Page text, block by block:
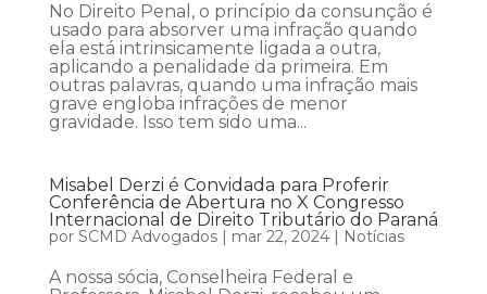
No Direito Penal, o princípio da consunção é
usado para absorver uma infração quando
ela está intrinsicamente ligada a outra,
aplicando a penalidade da primeira. Em
outras palavras, quando uma infração mais
grave engloba infrações de menor
gravidade. Isso tem sido uma...
Misabel Derzi é Convidada para Proferir
Conferência de Abertura no X Congresso
Internacional de Direito Tributário do Paraná
por SCMD Advogados| mar 22, 2024| Notícias
A nossa sócia, Conselheira Federal e